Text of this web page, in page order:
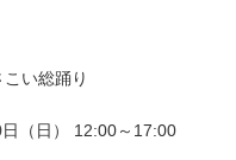
い総踊り
日（日） 12:00～17:00